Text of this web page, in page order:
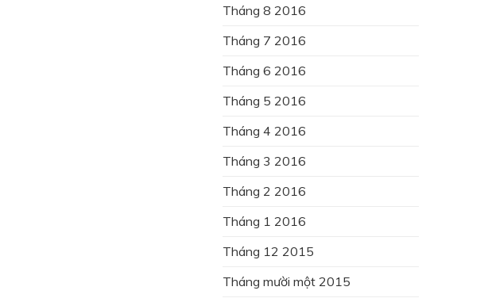
Tháng 8 2016
Tháng 7 2016
Tháng 6 2016
Tháng 5 2016
Tháng 4 2016
Tháng 3 2016
Tháng 2 2016
Tháng 1 2016
Tháng 12 2015
Tháng mười một 2015